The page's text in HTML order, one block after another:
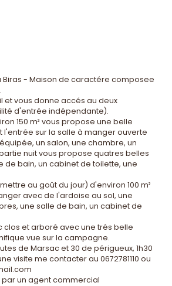
Biras - Maison de caractére composee
et vous donne accés au deux
d'entrée indépendante).
150 m² vous propose une belle
l'entrée sur la salle à manger ouverte
un salon, une chambre, un
nuit vous propose quatres belles
de bain, un cabinet de toilette, une
au goût du jour) d'environ 100 m²
avec de l'ardoise au sol, une
une salle de bain, un cabinet de
clos et arboré avec une trés belle
vue sur la campagne.
de Marsac et 30 de périgueux, 1h30
visite me contacter au 0672781110 ou
un agent commercial